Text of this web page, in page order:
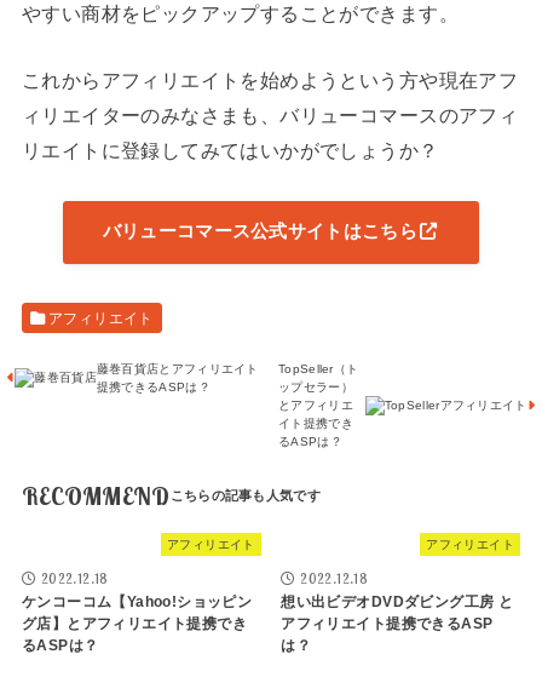
やすい商材をピックアップすることができます。
これからアフィリエイトを始めようという方や現在アフ
ィリエイターのみなさまも、バリューコマースのアフィ
リエイトに登録してみてはいかがでしょうか？
バリューコマース公式サイトはこちら
アフィリエイト
藤巻百貨店とアフィリエイト
提携できるASPは？
TopSeller（ト
ップセラー）
とアフィリエ
イト提携でき
るASPは？
RECOMMEND
アフィリエイト
2022.12.18
ケンコーコム【Yahoo!ショッピン
グ店】とアフィリエイト提携でき
るASPは？
アフィリエイト
2022.12.18
想い出ビデオDVDダビング工房 と
アフィリエイト提携できるASP
は？